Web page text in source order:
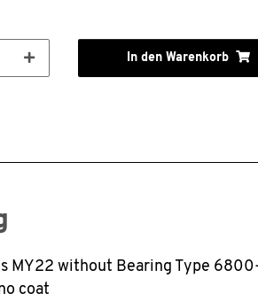
In den Warenkorb
MY22 without Bearing Type
coat